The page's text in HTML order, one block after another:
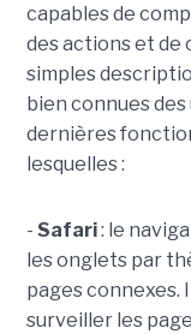
capables de
des actions et de
simples
bien connues
dernières
lesquelles :
- Safari: le
les onglets par
pages connexes.
surveiller les